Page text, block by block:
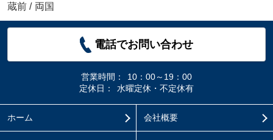
蔵前 / 両国
電話でお問い合わせ
営業時間：
10：00～19：00
定休日：
水曜定休・不定休有
ホーム 会社概要